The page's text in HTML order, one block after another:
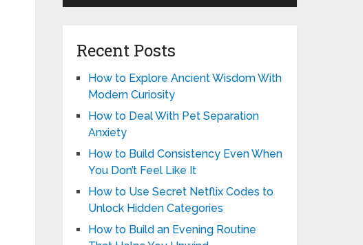
Recent Posts
How to Explore Ancient Wisdom With
Modern Curiosity
How to Deal With Pet Separation
Anxiety
How to Build Consistency Even When
You Don’t Feel Like It
How to Use Secret Netflix Codes to
Unlock Hidden Categories
How to Build an Evening Routine